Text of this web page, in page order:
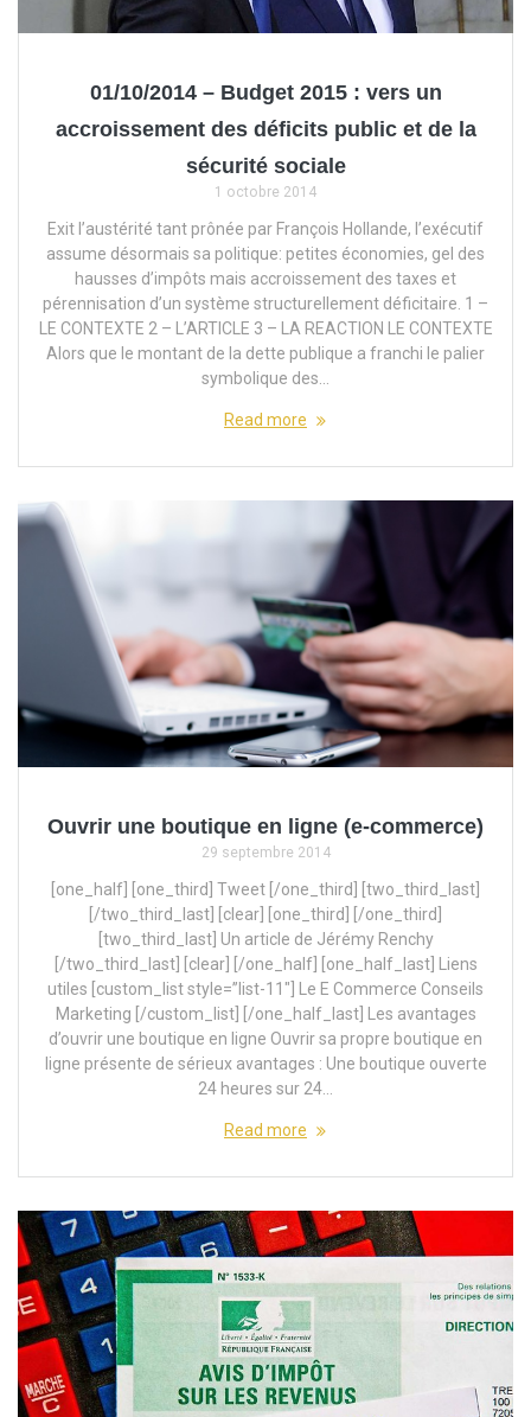
01/10/2014 – Budget 2015 : vers un
accroissement des déficits public et de la
sécurité sociale
1 octobre 2014
Exit l’austérité tant prônée par François Hollande, l’exécutif
assume désormais sa politique: petites économies, gel des
hausses d’impôts mais accroissement des taxes et
pérennisation d’un système structurellement déficitaire. 1 –
LE CONTEXTE 2 – L’ARTICLE 3 – LA REACTION LE CONTEXTE
Alors que le montant de la dette publique a franchi le palier
symbolique des…
Read more
Ouvrir une boutique en ligne (e-commerce)
29 septembre 2014
[one_half] [one_third] Tweet [/one_third] [two_third_last]
[/two_third_last] [clear] [one_third] [/one_third]
[two_third_last] Un article de Jérémy Renchy
[/two_third_last] [clear] [/one_half] [one_half_last] Liens
utiles [custom_list style=”list-11″] Le E Commerce Conseils
Marketing [/custom_list] [/one_half_last] Les avantages
d’ouvrir une boutique en ligne Ouvrir sa propre boutique en
ligne présente de sérieux avantages : Une boutique ouverte
24 heures sur 24…
Read more